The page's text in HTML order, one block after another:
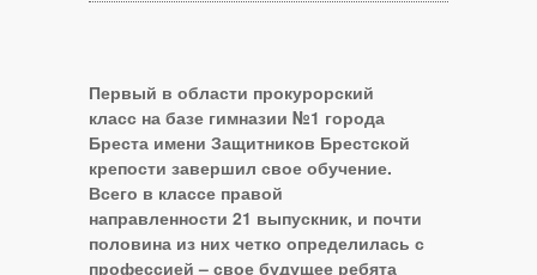
Первый в области прокурорский
класс на базе гимназии №1 города
Бреста имени Защитников Брестской
крепости завершил свое обучение.
Всего в классе правой
направленности 21 выпускник, и почти
половина из них четко определилась с
профессией – свое будущее ребята